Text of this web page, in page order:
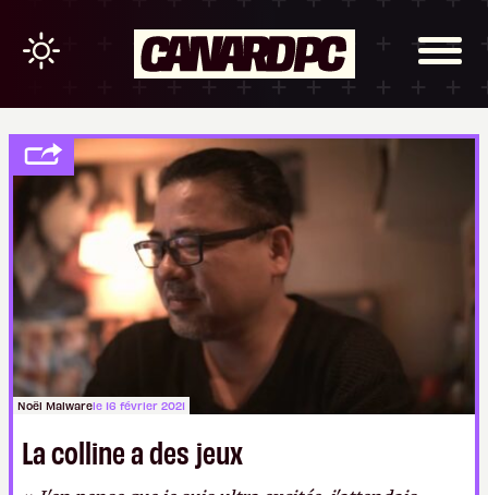
Noël Malwarele 16 février 2021
La colline a des jeux